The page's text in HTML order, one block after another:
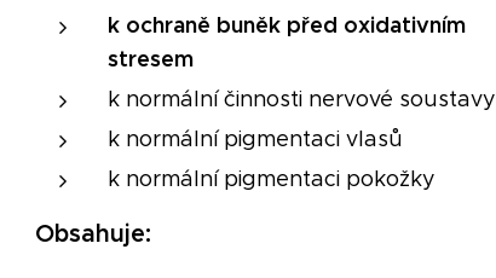
k ochraně buněk před oxidativním
stresem
k normální činnosti nervové soustavy
k normální pigmentaci vlasů
k normální pigmentaci pokožky
Obsahuje: